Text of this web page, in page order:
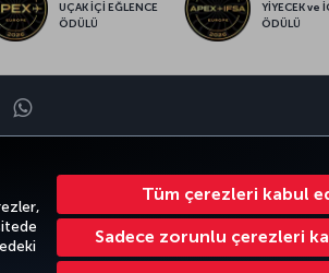
Tüm çerezleri kabul
Sadece zorunlu çerezleri
UÇAK İÇİ EĞLENCE
ÖDÜLÜ
YİYECEK ve
ÖDÜLÜ
Whatsapp
MILES&SMILES CORPORATE CLUB TÜRK
Yolcu Hakları